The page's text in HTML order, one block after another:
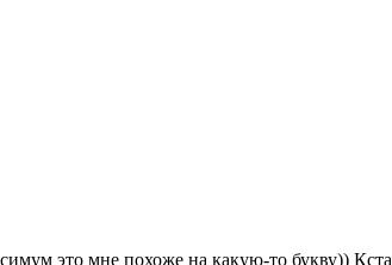
это мне похоже на какую-то букву))